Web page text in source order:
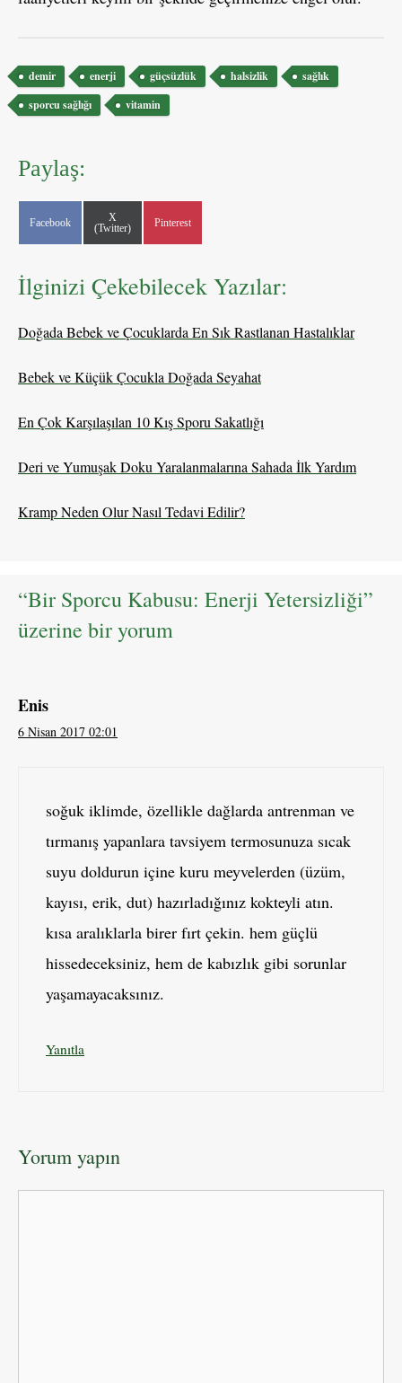
Etiketler
demir enerji güçsüzlük halsizlik
sağlık
sporcu sağlığı
vitamin
Paylaş:
Share
Facebook
Share
on
X
(Twitter)
Share
Pinterest
İlginizi Çekebilecek Yazılar:
Doğada Bebek ve Çocuklarda En Sık Rastlanan Hastalıklar
Bebek ve Küçük Çocukla Doğada Seyahat
En Çok Karşılaşılan 10 Kış Sporu Sakatlığı
Deri ve Yumuşak Doku Yaralanmalarına Sahada İlk Yardım
Kramp Neden Olur Nasıl Tedavi Edilir?
“Bir Sporcu Kabusu: Enerji Yetersizliği”
üzerine bir yorum
Enis
6 Nisan 2017 02:01
soğuk iklimde, özellikle dağlarda antrenman ve
tırmanış yapanlara tavsiyem termosunuza sıcak
suyu doldurun içine kuru meyvelerden (üzüm,
kayısı, erik, dut) hazırladığınız kokteyli atın.
kısa aralıklarla birer fırt çekin. hem güçlü
hissedeceksiniz, hem de kabızlık gibi sorunlar
yaşamayacaksınız.
Yanıtla
Yorum yapın